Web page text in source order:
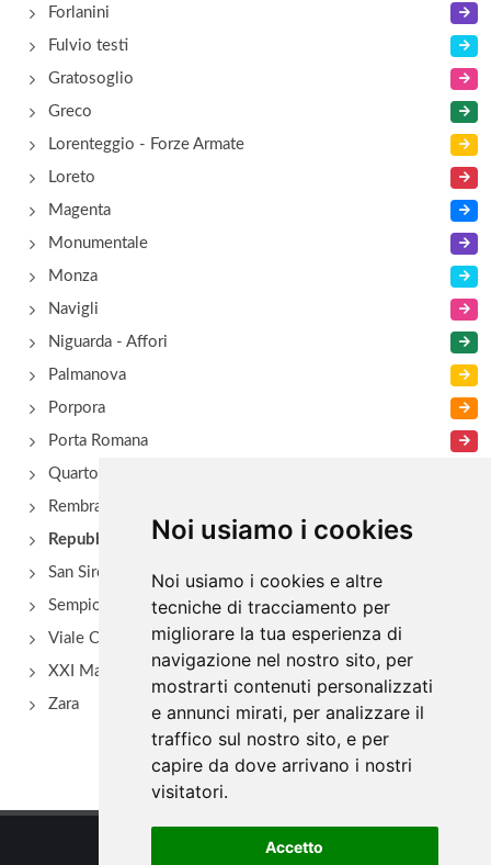
Noi usiamo i cookies
Noi usiamo i cookies e altre
tecniche di tracciamento per
migliorare la tua esperienza di
navigazione nel nostro sito, per
mostrarti contenuti personalizzati
e annunci mirati, per analizzare il
traffico sul nostro sito, e per
capire da dove arrivano i nostri
visitatori.
Accetto
Forlanini
Fulvio testi
Gratosoglio
Greco
Lorenteggio - Forze Armate
Loreto
Magenta
Monumentale
Monza
Navigli
Niguarda - Affori
Palmanova
Porpora
Porta Romana
Quarto Oggiaro
Rembrant
Repubblica
San Siro - Via Novara
Sempione
Viale Certosa
XXI Marzo
Zara